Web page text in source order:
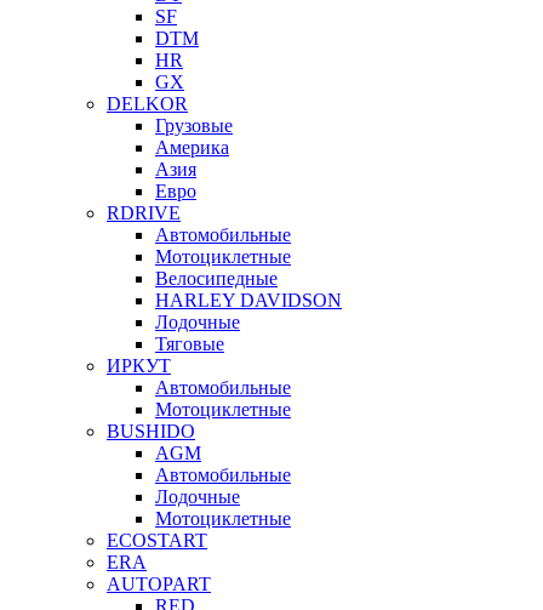
SF
DTM
HR
GX
DELKOR
Грузовые
Америка
Азия
Евро
RDRIVE
Автомобильные
Мотоциклетные
Велосипедные
HARLEY DAVIDSON
Лодочные
Тяговые
ИРКУТ
Автомобильные
Мотоциклетные
BUSHIDO
AGM
Автомобильные
Лодочные
Мотоциклетные
ECOSTART
ERA
AUTOPART
RED